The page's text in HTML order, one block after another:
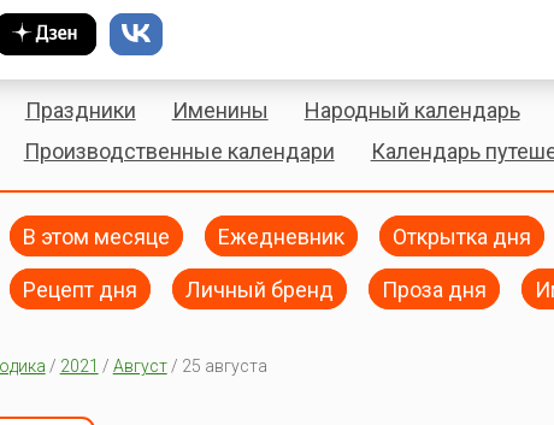
Праздники Именины Народный календарь
Производственные календари Календарь
В этом месяце Ежедневник Открытка дня
Рецепт дня Личный бренд Проза дня
/ 2021 / Август/ 25 августа